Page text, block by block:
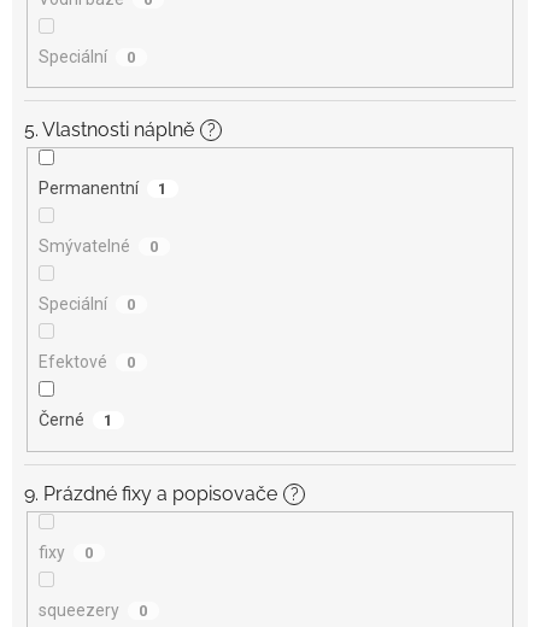
Speciální 0
5. Vlastnosti náplně ?
Permanentní 1
Smývatelné 0
Speciální 0
Efektové 0
Černé 1
9. Prázdné fixy a popisovače ?
fixy 0
squeezery 0